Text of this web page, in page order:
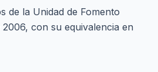
de la Unidad de Fomento
con su equivalencia en